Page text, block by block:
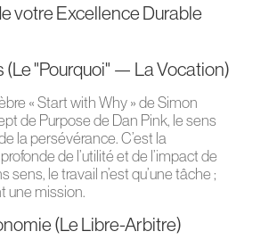
votre Excellence Durable
(Le "Pourquoi" — La Vocation)
« Start with Why » de Simon
de Purpose de Dan Pink, le sens
la persévérance. C’est la
de l’utilité et de l’impact de
sens, le travail n’est qu’une tâche ;
une mission.
(Le Libre-Arbitre)